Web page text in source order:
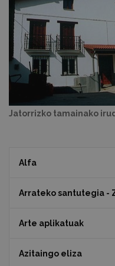
Jatorrizko tamainako
Alfa
Arrateko santutegia -
Arte aplikatuak
Azitaingo eliza